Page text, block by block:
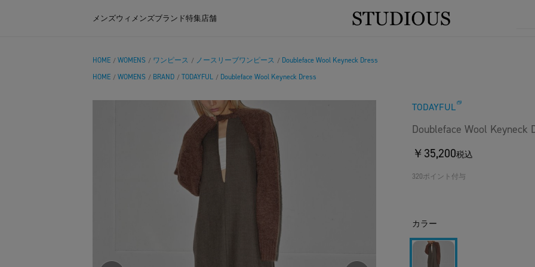
メンズウィメンズブランド特集店舗
HOME / WOMENS / ワンピース / ノースリーブワンピース / Doubleface Wool Keyneck Dress
HOME / WOMENS / BRAND / TODAYFUL / Doubleface Wool Keyneck Dress
TODAYFUL
Doubleface Wool Keyneck
￥35,200税込
320ポイント付与
カラー